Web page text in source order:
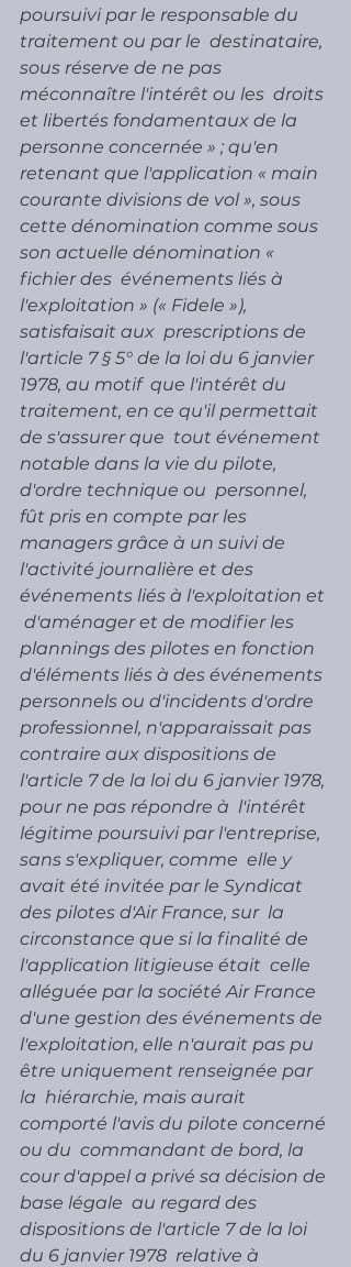
poursuivi par le responsable du
traitement ou par le  destinataire,
sous réserve de ne pas
méconnaître l'intérêt ou les  droits
et libertés fondamentaux de la
personne concernée » ; qu'en
retenant que l'application « main
courante divisions de vol », sous
cette dénomination comme sous
son actuelle dénomination «
fichier des  événements liés à
l'exploitation » (« Fidele »),
satisfaisait aux  prescriptions de
l'article 7 § 5° de la loi du 6 janvier
1978, au motif  que l'intérêt du
traitement, en ce qu'il permettait
de s'assurer que  tout événement
notable dans la vie du pilote,
d'ordre technique ou  personnel,
fût pris en compte par les
managers grâce à un suivi de
l'activité journalière et des
événements liés à l'exploitation et
d'aménager et de modifier les
plannings des pilotes en fonction
d'éléments liés à des événements
personnels ou d'incidents d'ordre
professionnel, n'apparaissait pas
contraire aux dispositions de
l'article 7 de la loi du 6 janvier 1978,
pour ne pas répondre à  l'intérêt
légitime poursuivi par l'entreprise,
sans s'expliquer, comme  elle y
avait été invitée par le Syndicat
des pilotes d'Air France, sur  la
circonstance que si la finalité de
l'application litigieuse était  celle
alléguée par la société Air France
d'une gestion des événements de
l'exploitation, elle n'aurait pas pu
être uniquement renseignée par
la  hiérarchie, mais aurait
comporté l'avis du pilote concerné
ou du  commandant de bord, la
cour d'appel a privé sa décision de
base légale  au regard des
dispositions de l'article 7 de la loi
du 6 janvier 1978  relative à